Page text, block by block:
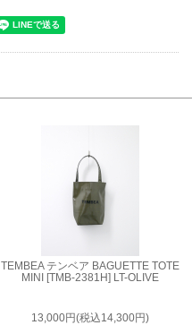
TEMBEA テンベア BAGUETTE TOTE
MINI [TMB-2381H] LT-OLIVE
13,000円(税込14,300円)